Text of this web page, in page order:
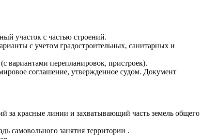
участок с частью строений.
с учетом градостроительных, санитарных и
вариантами перепланировок, пристроек).
соглашение, утвержденное судом. Документ
за красные линии и захватывающий часть земель общего
самовольного занятия территории .